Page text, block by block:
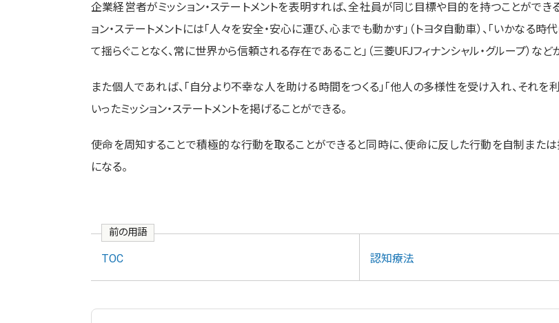
企業経営者がミッション・ステートメントを表明すれば、全社員が同じ目標や目的を持つことができ
ョン・ステートメントには「人々を安全・安心に運び、心までも動かす」（トヨタ自動車）、「いかなる時
て揺らぐことなく、常に世界から信頼される存在であること」（三菱UFJフィナンシャル・グループ）など
また個人であれば、「自分より不幸な人を助ける時間をつくる」「他人の多様性を受け入れ、それを
いったミッション・ステートメントを掲げることができる。
使命を周知することで積極的な行動を取ることができると同時に、使命に反した行動を自制または
になる。
前の用語
TOC 認知療法